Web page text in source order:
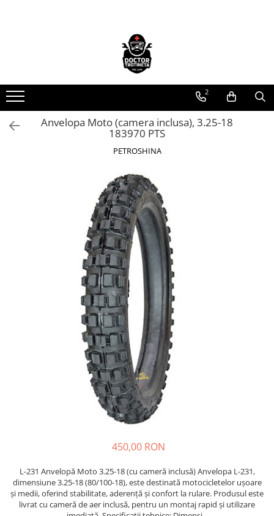
Toate produsele
Piese de schimb
https://www.doctortrotineta.ro/electrica
Acceleratie
https://www.doctortrotineta.ro/frane
https://www.doctortrotineta.ro/lumini
https://www.doctortrotineta.ro/cadru
Suspensie
Cauciucuri
https://www.doctortrotineta.ro/camere-
2
Anvelopa Moto (camera inclusa), 3.25-18
183970 PTS
PETROSHINA
450,00 RON
L-231 Anvelopă Moto 3.25-18 (cu cameră inclusă) Anvelopa L-231,
dimensiune 3.25-18 (80/100-18), este destinată motocicletelor ușoare
și medii, oferind stabilitate, aderență și confort la rulare. Produsul este
livrat cu cameră de aer inclusă, pentru un montaj rapid și utilizare